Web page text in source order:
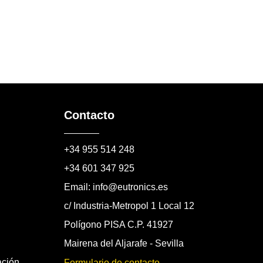
Contacto
+34 955 514 248
+34 601 347 925
Email: info@eutronics.es
c/ Industria-Metropol 1 Local 12
Polígono PISA C.P. 41927
Mairena del Aljarafe - Sevilla